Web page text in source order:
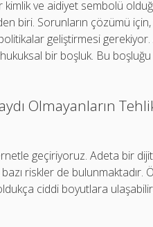
ve aidiyet sembolü
biri. Sorunların çözümü
geliştirmesi
bir boşluk. Bu
Olmayanların
geçiriyoruz. Adeta bir
bazı riskler de bulunmaktadır.
ciddi boyutlara